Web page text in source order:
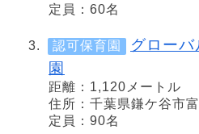
定員：60名
認可保育園
グロー
園
距離：1,120メートル
住所：千葉県鎌ケ谷市
定員：90名